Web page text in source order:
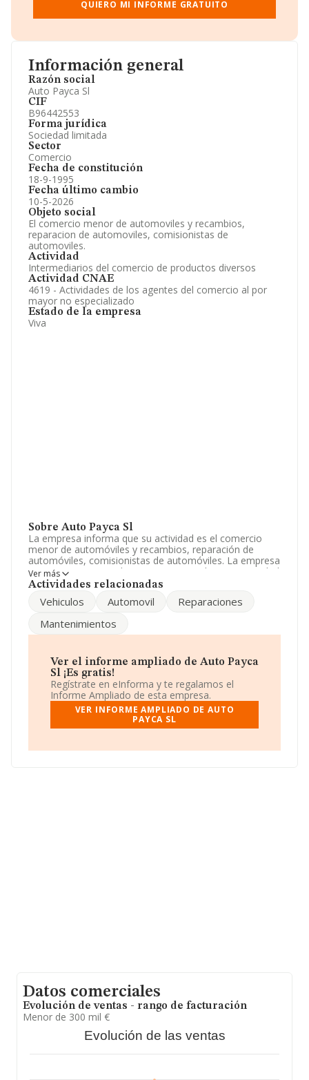
Información general
Razón social
Auto Payca Sl
CIF
B96442553
Forma jurídica
Sociedad limitada
Sector
Comercio
Fecha de constitución
18-9-1995
Fecha último cambio
10-5-2026
Objeto social
El comercio menor de automoviles y recambios,
reparacion de automoviles, comisionistas de
automoviles.
Actividad
Intermediarios del comercio de productos diversos
Actividad CNAE
4619 - Actividades de los agentes del comercio al por
mayor no especializado
Estado de la empresa
Viva
Sobre Auto Payca Sl
La empresa informa que su actividad es el comercio
menor de automóviles y recambios, reparación de
automóviles, comisionistas de automóviles. La empresa
aparece inscrita en el Registro Mercantil como Sociedad
Limitada. Tiene CNAE: 4619 - 'Intermediarios del
importación y/o exportación.
Ha tenido el mismo número de empleados y teniendo
en cuenta la información a disposición de INFORMA, ha
media de sector.
La sociedad españolaAuto Payca S.L, con número de
identificación fiscal B96442553, se encuentra en Paseo
Gregorio Mayans Y Siscar núm. 14, (46780), Oliva,
Valencia, Comunidad Valenciana.
hasta 35.522 empresas, la facturación en el ámbito
Ver más
Actividades relacionadas
Vehiculos Automovil
Reparaciones
Mantenimientos
Ver el informe ampliado de Auto Payca
Sl ¡Es gratis!
Regístrate en eInforma y te regalamos el
Informe Ampliado de esta empresa.
VER INFORME AMPLIADO DE AUTO
PAYCA SL
Accionistas.
Participaciones y Vinculaciones en otras empresas.
Información oficial y registral complementaria.
QUIERO MI INFORME GRATUITO
Datos comerciales
Evolución de ventas - rango de facturación
Menor de 300 mil €
Evolución de las ventas